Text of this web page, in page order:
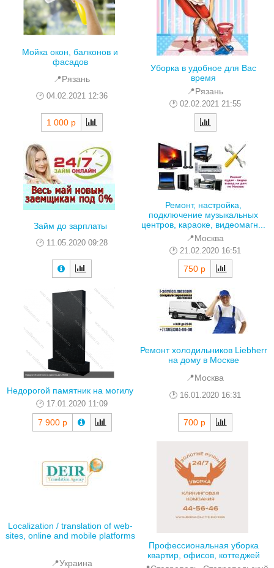
Мойка окон, балконов и
фасадов
📍Рязань
04.02.2021 12:36
1 000 р
Уборка в удобное для Вас
время
📍Рязань
02.02.2021 21:55
Займ до зарплаты
11.05.2020 09:28
Ремонт, настройка,
подключение музыкальных
центров, караоке, видеомагн...
📍Москва
21.02.2020 16:51
750 р
Недорогой памятник на могилу
17.01.2020 11:09
7 900 р
Ремонт холодильников Liebherr
на дому в Москве
📍Москва
16.01.2020 16:31
700 р
Localization / translation of web-
sites, online and mobile platforms
📍Украина
Профессиональная уборка
квартир, офисов, коттеджей